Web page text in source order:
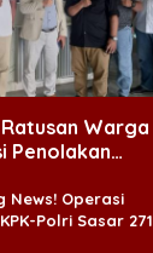
Warga
Penolakan
News! Operasi
Polri Sasar 271